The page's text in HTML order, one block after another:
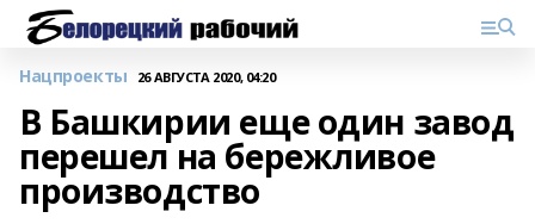
Нацпроекты 26 АВГУСТА 2020, 04:20
В Башкирии еще один завод
перешел на бережливое
производство